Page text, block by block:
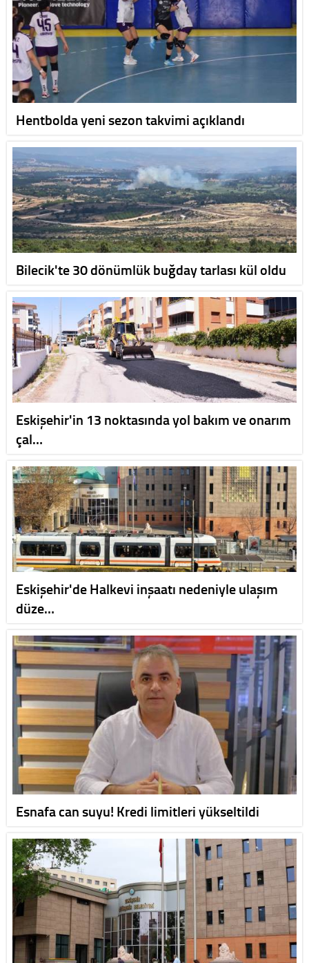
Hentbolda yeni sezon takvimi açıklandı
Bilecik'te 30 dönümlük buğday tarlası kül oldu
Eskişehir'in 13 noktasında yol bakım ve onarım
çal…
Eskişehir'de Halkevi inşaatı nedeniyle ulaşım
düze…
Esnafa can suyu! Kredi limitleri yükseltildi